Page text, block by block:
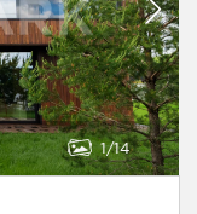
1 14